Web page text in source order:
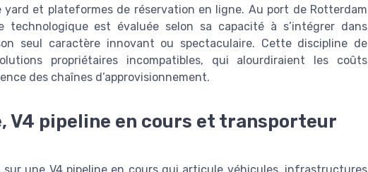
et plateformes de réservation en ligne. Au port de Rotterdam
est évaluée selon sa capacité à s’intégrer dans
seul caractère innovant ou spectaculaire. Cette discipline de
propriétaires incompatibles, qui alourdiraient les coûts
des chaînes d’approvisionnement.
V4 pipeline en cours et transporteur